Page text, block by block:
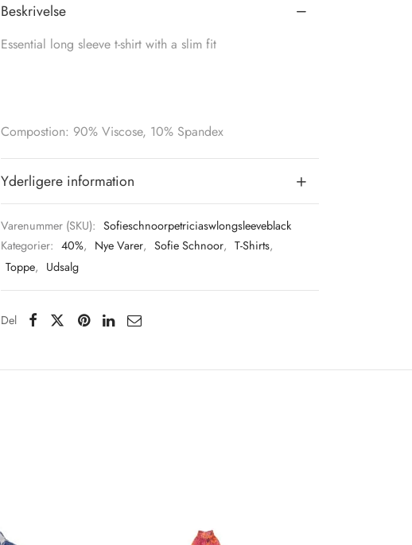
Beskrivelse
Essential long sleeve t-shirt with a slim fit
Compostion: 90% Viscose, 10% Spandex
Yderligere information
Varenummer (SKU): Sofieschnoorpetriciaswlongsleeveblack
Kategorier: 40%, Nye Varer, Sofie Schnoor, T-Shirts,
Toppe, Udsalg
Del